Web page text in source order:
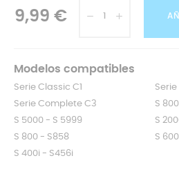
9,99 €
Modelos compatibles
Serie Classic C1
Serie Complete C3
S
S 5000 - S 5999
S
S 800 - S858
S
S 400i - S456i